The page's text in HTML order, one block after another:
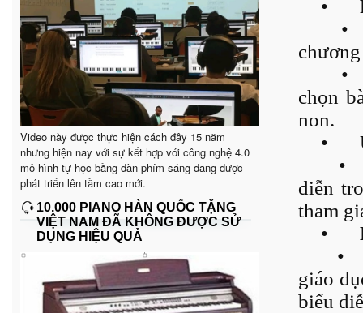
Video này được thực hiện cách đây 15 năm
nhưng hiện nay với sự kết hợp với công nghệ 4.0
mô hình tự học bằng đàn phím sáng đang được
phát triển lên tầm cao mới.
10.000 PIANO HÀN QUỐC TẶNG
VIỆT NAM ĐÃ KHÔNG ĐƯỢC SỬ
DỤNG HIỆU QUẢ
•
•
•
chọn
non.
•
•
diễn
tham
•
•
giáo
biểu